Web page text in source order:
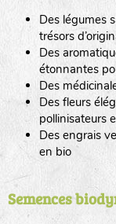
Des légumes
trésors
Des
étonnantes
Des
Des fleurs
pollinisateurs
Des engrais
en bio
Semences
tas de
fleurs
animaux
animaux